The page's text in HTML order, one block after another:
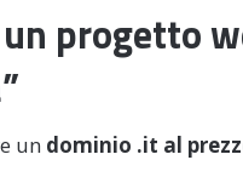
progetto
un dominio .it al